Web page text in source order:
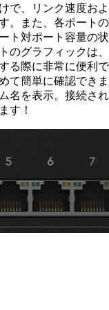
で、リンク速度お
。また、各ポート
ト対ポート容量の
のグラフィックは
る際に非常に便利
て簡単に確認でき
名を表示。接続され
す！